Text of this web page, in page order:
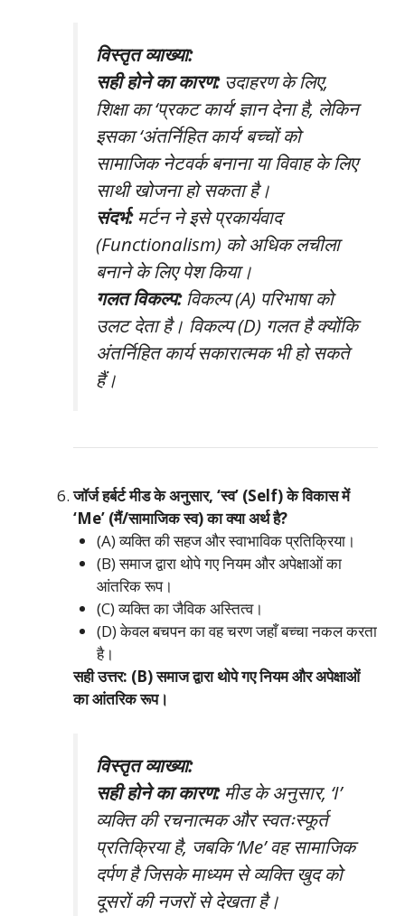
विस्तृत व्याख्या:
सही होने का कारण:उदाहरण के लिए,
शिक्षा का ‘प्रकट कार्य’ ज्ञान देना है, लेकिन
इसका ‘अंतर्निहित कार्य’ बच्चों को
सामाजिक नेटवर्क बनाना या विवाह के लिए
साथी खोजना हो सकता है।
संदर्भ:मर्टन ने इसे प्रकार्यवाद
(Functionalism) को अधिक लचीला
बनाने के लिए पेश किया।
गलत विकल्प:विकल्प (A) परिभाषा को
उलट देता है। विकल्प (D) गलत है क्योंकि
अंतर्निहित कार्य सकारात्मक भी हो सकते
हैं।
जॉर्ज हर्बर्ट मीड के अनुसार, ‘स्व’ (Self) के विकास में
‘Me’ (मैं/सामाजिक स्व) का क्या अर्थ है?
(A) व्यक्ति की सहज और स्वाभाविक प्रतिक्रिया।
(B) समाज द्वारा थोपे गए नियम और अपेक्षाओं का
आंतरिक रूप।
(C) व्यक्ति का जैविक अस्तित्व।
(D) केवल बचपन का वह चरण जहाँ बच्चा नकल करता
है।
सही उत्तर: (B) समाज द्वारा थोपे गए नियम और अपेक्षाओं
का आंतरिक रूप।
विस्तृत व्याख्या:
सही होने का कारण:मीड के अनुसार, ‘I’
व्यक्ति की रचनात्मक और स्वतःस्फूर्त
प्रतिक्रिया है, जबकि ‘Me’ वह सामाजिक
दर्पण है जिसके माध्यम से व्यक्ति खुद को
दूसरों की नजरों से देखता है।